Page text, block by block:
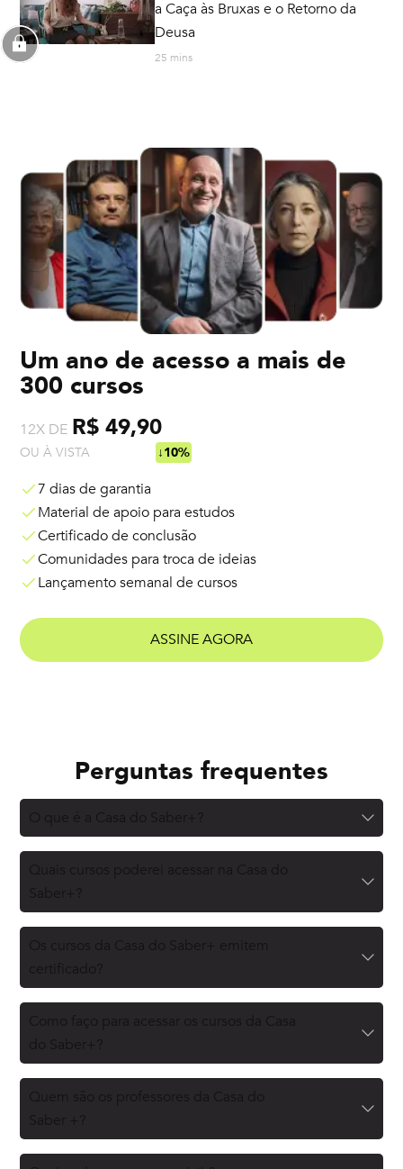
a Caça às Bruxas e o Retorno da
Deusa
25 mins
Um ano de acesso a mais de
300 cursos
12X DE R$ 49,90
OU À VISTA ↓10%
7 dias de garantia
Material de apoio para estudos
Certificado de conclusão
Comunidades para troca de ideias
Lançamento semanal de cursos
ASSINE AGORA
Perguntas frequentes